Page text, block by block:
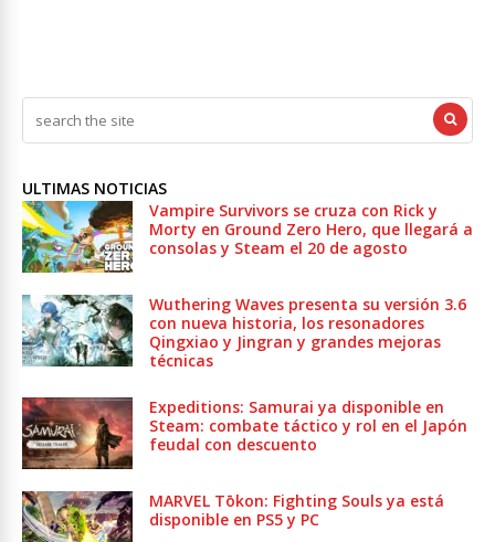
ULTIMAS NOTICIAS
Vampire Survivors se cruza con Rick y
Morty en Ground Zero Hero, que llegará a
consolas y Steam el 20 de agosto
Wuthering Waves presenta su versión 3.6
con nueva historia, los resonadores
Qingxiao y Jingran y grandes mejoras
técnicas
Expeditions: Samurai ya disponible en
Steam: combate táctico y rol en el Japón
feudal con descuento
MARVEL Tōkon: Fighting Souls ya está
disponible en PS5 y PC